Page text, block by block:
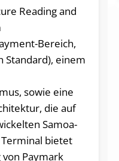
Reading and
Bereich,
Standard), einem
sowie eine
die auf
Samoa-
bietet
von Paymark